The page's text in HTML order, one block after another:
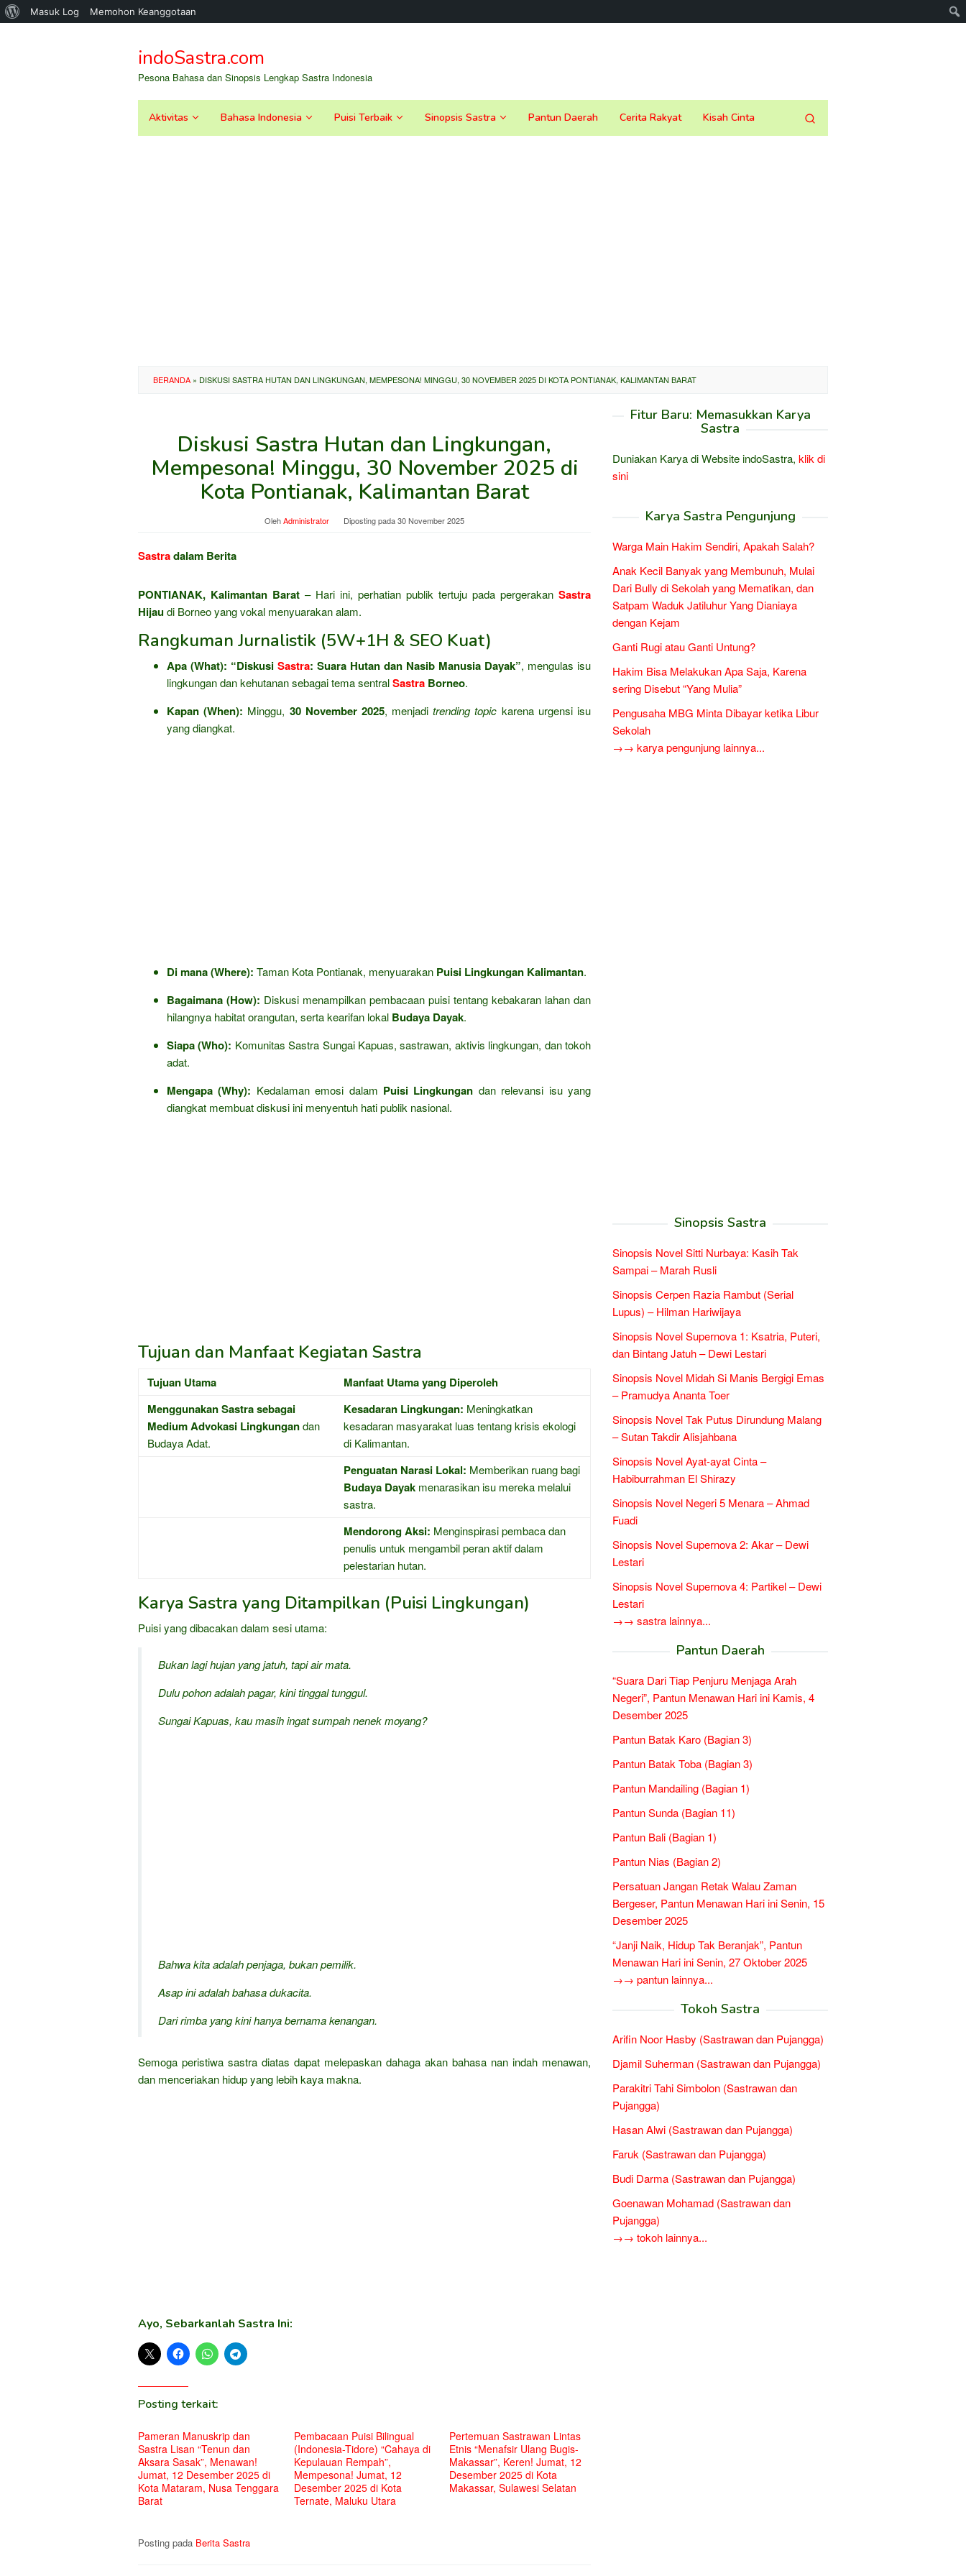
Tentang
Masuk Log Memohon Keanggotaan
kontenindoSastra.com
Pesona Bahasa dan Sinopsis Lengkap Sastra Indonesia
Aktivitas Bahasa Indonesia Puisi Terbaik Sinopsis Sastra Pantun Daerah Cerita Rakyat Kisah Cinta
BERANDA » DISKUSI SASTRA HUTAN DAN LINGKUNGAN, MEMPESONA! MINGGU, 30 NOVEMBER 2025 DI KOTA PONTIANAK, KALIMANTAN BARAT
Diskusi Sastra Hutan dan Lingkungan,
Mempesona! Minggu, 30 November 2025 di
Kota Pontianak, Kalimantan Barat
OlehAdministrator Diposting pada30 November 2025
Sastradalam Berita
PONTIANAK, Kalimantan Barat – Hari ini, perhatian publik tertuju pada pergerakan Sastra
Hijaudi Borneo yang vokal menyuarakan alam.
Rangkuman Jurnalistik (5W+1H & SEO Kuat)
Apa (What): “Diskusi Sastra: Suara Hutan dan Nasib Manusia Dayak”, mengulas isu
lingkungan dan kehutanan sebagai tema sentralSastra Borneo.
Kapan (When): Minggu, 30 November 2025, menjaditrending topic karena urgensi isu
yang diangkat.
Di mana (Where): Taman Kota Pontianak, menyuarakan Puisi Lingkungan Kalimantan.
Bagaimana (How): Diskusi menampilkan pembacaan puisi tentang kebakaran lahan dan
hilangnya habitat orangutan, serta kearifan lokal Budaya Dayak.
Siapa (Who): Komunitas Sastra Sungai Kapuas, sastrawan, aktivis lingkungan, dan tokoh
adat.
Mengapa (Why): Kedalaman emosi dalam Puisi Lingkungan dan relevansi isu yang
diangkat membuat diskusi ini menyentuh hati publik nasional.
Tujuan dan Manfaat Kegiatan Sastra
Tujuan Utama
Manfaat Utama yang Diperoleh
Menggunakan Sastra sebagai
Medium Advokasi Lingkungandan
Budaya Adat.
Kesadaran Lingkungan: Meningkatkan
kesadaran masyarakat luas tentang krisis ekologi
di Kalimantan.
Penguatan Narasi Lokal: Memberikan ruang bagi
Budaya Dayak menarasikan isu mereka melalui
sastra.
Mendorong Aksi: Menginspirasi pembaca dan
penulis untuk mengambil peran aktif dalam
pelestarian hutan.
Karya Sastra yang Ditampilkan (Puisi Lingkungan)
Puisi yang dibacakan dalam sesi utama:
Bukan lagi hujan yang jatuh, tapi air mata.
Dulu pohon adalah pagar, kini tinggal tunggul.
Sungai Kapuas, kau masih ingat sumpah nenek moyang?
Bahwa kita adalah penjaga, bukan pemilik.
Asap ini adalah bahasa dukacita.
Dari rimba yang kini hanya bernama kenangan.
Semoga peristiwa sastra diatas dapat melepaskan dahaga akan bahasa nan indah menawan,
dan menceriakan hidup yang lebih kaya makna.
Ayo, Sebarkanlah Sastra Ini:
Posting terkait:
Pameran Manuskrip dan
Sastra Lisan “Tenun dan
Aksara Sasak”, Menawan!
Jumat, 12 Desember 2025 di
Kota Mataram, Nusa Tenggara
Barat
Pembacaan Puisi Bilingual
(Indonesia-Tidore) “Cahaya di
Kepulauan Rempah”,
Mempesona! Jumat, 12
Desember 2025 di Kota
Ternate, Maluku Utara
Pertemuan Sastrawan Lintas
Etnis “Menafsir Ulang Bugis-
Makassar”, Keren! Jumat, 12
Desember 2025 di Kota
Makassar, Sulawesi Selatan
Posting pada Berita Sastra
Fitur Baru: Memasukkan Karya
Sastra
Duniakan Karya di Website indoSastra, klik di
sini
Karya Sastra Pengunjung
Warga Main Hakim Sendiri, Apakah Salah?
Anak Kecil Banyak yang Membunuh, Mulai
Dari Bully di Sekolah yang Mematikan, dan
Satpam Waduk Jatiluhur Yang Dianiaya
dengan Kejam
Ganti Rugi atau Ganti Untung?
Hakim Bisa Melakukan Apa Saja, Karena
sering Disebut “Yang Mulia”
Pengusaha MBG Minta Dibayar ketika Libur
Sekolah
→→ karya pengunjung lainnya...
Sinopsis Sastra
Sinopsis Novel Sitti Nurbaya: Kasih Tak
Sampai – Marah Rusli
Sinopsis Cerpen Razia Rambut (Serial
Lupus) – Hilman Hariwijaya
Sinopsis Novel Supernova 1: Ksatria, Puteri,
dan Bintang Jatuh – Dewi Lestari
Sinopsis Novel Midah Si Manis Bergigi Emas
– Pramudya Ananta Toer
Sinopsis Novel Tak Putus Dirundung Malang
– Sutan Takdir Alisjahbana
Sinopsis Novel Ayat-ayat Cinta –
Habiburrahman El Shirazy
Sinopsis Novel Negeri 5 Menara – Ahmad
Fuadi
Sinopsis Novel Supernova 2: Akar – Dewi
Lestari
Sinopsis Novel Supernova 4: Partikel – Dewi
Lestari
→→ sastra lainnya...
Pantun Daerah
“Suara Dari Tiap Penjuru Menjaga Arah
Negeri”, Pantun Menawan Hari ini Kamis, 4
Desember 2025
Pantun Batak Karo (Bagian 3)
Pantun Batak Toba (Bagian 3)
Pantun Mandailing (Bagian 1)
Pantun Sunda (Bagian 11)
Pantun Bali (Bagian 1)
Pantun Nias (Bagian 2)
Persatuan Jangan Retak Walau Zaman
Bergeser, Pantun Menawan Hari ini Senin, 15
Desember 2025
“Janji Naik, Hidup Tak Beranjak”, Pantun
Menawan Hari ini Senin, 27 Oktober 2025
→→ pantun lainnya...
Tokoh Sastra
Arifin Noor Hasby (Sastrawan dan Pujangga)
Djamil Suherman (Sastrawan dan Pujangga)
Parakitri Tahi Simbolon (Sastrawan dan
Pujangga)
Hasan Alwi (Sastrawan dan Pujangga)
Faruk (Sastrawan dan Pujangga)
Budi Darma (Sastrawan dan Pujangga)
Goenawan Mohamad (Sastrawan dan
Pujangga)
→→ tokoh lainnya...